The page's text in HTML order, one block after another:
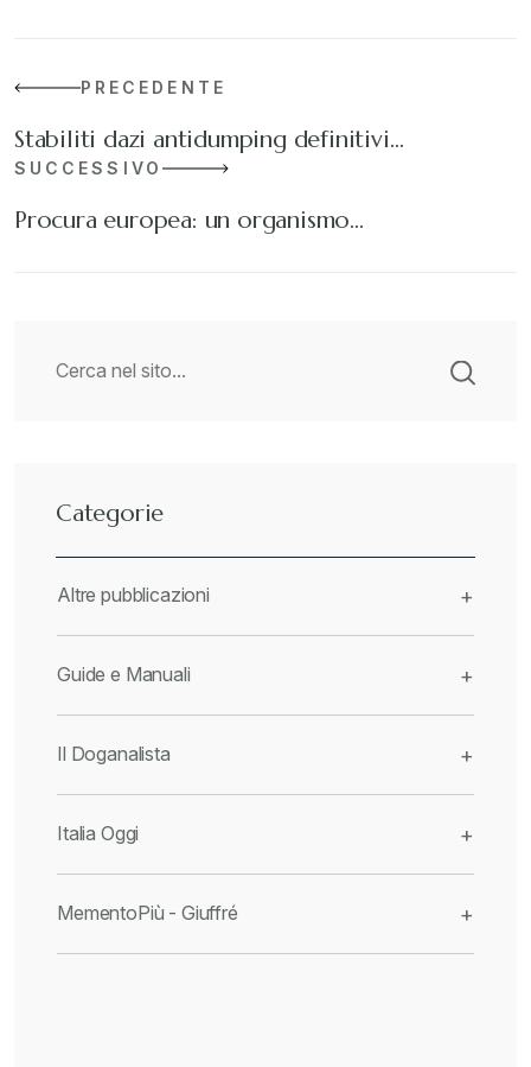
PRECEDENTE
Stabiliti dazi antidumping definitivi…
SUCCESSIVO
Procura europea: un organismo…
Categorie
Altre pubblicazioni +
Guide e Manuali +
Il Doganalista +
Italia Oggi +
MementoPiù - Giuffré +